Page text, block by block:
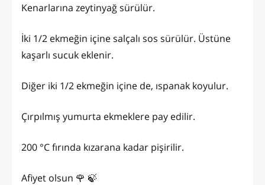
Kenarlarına zeytinyağ sürülür.
İki 1/2 ekmeğin içine salçalı sos sürülür. Üstüne
kaşarlı sucuk eklenir.
Diğer iki 1/2 ekmeğin içine de, ıspanak koyulur.
Çırpılmış yumurta ekmeklere pay edilir.
200 °C fırında kızarana kadar pişirilir.
Afiyet olsun 🌹 🍃